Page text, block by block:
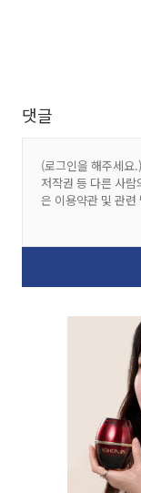
댓글